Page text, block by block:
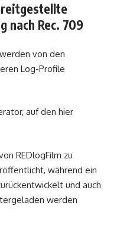
nach Rec. 709
von den
Log-Profile
auf den hier
REDlogFilm zu
während ein
und auch
werden